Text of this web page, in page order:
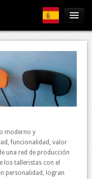
moderno y
funcionalidad, valor
una red de producción
los talleristas con el
personalidad, logran